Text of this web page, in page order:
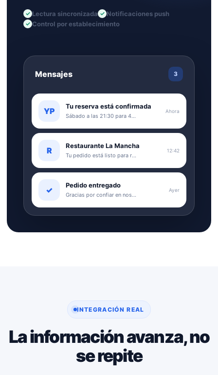
Lectura sincronizada
Notificaciones push
Control por establecimiento
Mensajes 3
YP Tu reserva está confirmada
Sábado a las 21:30 para 4 personas
Ahora
R Restaurante La Mancha
Tu pedido está listo para recoger
12:42
✓ Pedido entregado
Gracias por confiar en nosotros
Ayer
INTEGRACIÓN REAL
La información avanza, no
se repite